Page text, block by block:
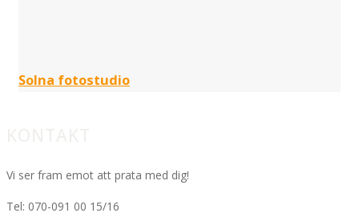
Solna fotostudio
Vi ser fram emot att prata med dig!
Tel: 070-091 00 15/16